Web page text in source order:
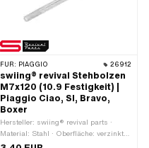
FÜR: PIAGGIO 26912
swiing® revival Stehbolzen
M7x120 (10.9 Festigkeit) |
Piaggio Ciao, SI, Bravo,
Boxer
Hersteller: swiing® revival parts ·
Material: Stahl · Oberfläche: verzinkt
(blau) · Gewindeart: M7x1